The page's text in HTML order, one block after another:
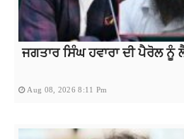
ਜਗਤਾਰ ਸਿੰਘ ਹਵਾਰਾ ਦੀ ਪੈਰੋਲ ਨੂੰ
Aug 08, 2026 8:11 Pm